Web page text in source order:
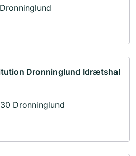
Dronninglund Idrætshal
Dronninglund